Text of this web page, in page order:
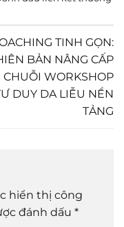
TINH GỌN:
BẢN NÂNG CẤP
CHUỖI WORKSHOP
DUY DA LIỄU NỀN
TẢNG
hiển thị công
đánh dấu *